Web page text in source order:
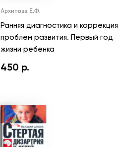
Архипова Е.Ф.
Ранняя диагностика и коррекция
проблем развития. Первый год
жизни ребенка
450 р.